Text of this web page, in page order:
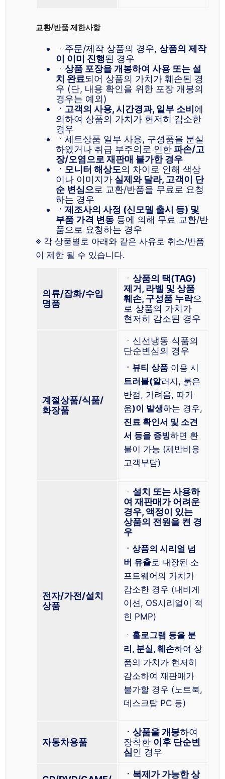
교환/반품 제한사항
ㆍ주문/제작 상품의 경우, 상품의 제작
이 이미 진행된 경우
ㆍ 상품 포장을 개봉하여 사용 또는 설
치 완료되어 상품의 가치가 훼손된 경
우 (단, 내용 확인을 위한 포장 개봉의
경우는 예외)
ㆍ고객의 사용, 시간경과, 일부 소비에
의하여 상품의 가치가 현저히 감소한
경우
ㆍ세트상품 일부 사용, 구성품을 분실
하였거나 취급 부주의로 인한 파손/고
장/오염으로 재판매 불가한 경우
ㆍ모니터 해상도의 차이로 인해 색상
이나 이미지가 실제와 달라, 고객이 단
순 변심으로 교환/반품을 무료로 요청
하는 경우
ㆍ제조사의 사정 (신모델 출시 등) 및
부품 가격 변동 등에 의해 무료 교환/반
품으로 요청하는 경우
※ 각 상품별로 아래와 같은 사유로 취소/반품
이 제한 될 수 있습니다.
의류/잡화/수입
명품
ㆍ 상품의 택(TAG)
제거, 라벨 및 상품
훼손, 구성품 누락으
로 상품의 가치가
현저히 감소된 경우
계절상품/식품/
화장품
ㆍ신선냉동 식품의
단순변심의 경우
ㆍ뷰티 상품 이용 시
트러블(알러지, 붉은
반점, 가려움, 따가
움)이 발생하는 경우,
진료 확인서 및 소견
서 등을 증빙하면 환
불이 가능 (제반비용
고객부담)
전자/가전/설치
상품
ㆍ 설치 또는 사용하
여 재판매가 어려운
경우, 액정이 있는
상품의 전원을 켠 경
우
ㆍ상품의 시리얼 넘
버 유출로 내장된 소
프트웨어의 가치가
감소한 경우 (내비게
이션, OS시리얼이 적
힌 PMP)
ㆍ 홀로그램 등을 분
리, 분실, 훼손하여 상
품의 가치가 현저히
감소하여 재판매가
불가할 경우 (노트북,
데스크탑 PC 등)
자동차용품
ㆍ상품을 개봉하여
장착한 이후 단순변
심인 경우
ㆍ복제가 가능한 상